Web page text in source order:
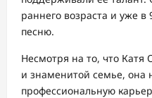
раннего возраста и уже
песню.
Несмотря на то, что Катя
и знаменитой семье, она
профессиональную